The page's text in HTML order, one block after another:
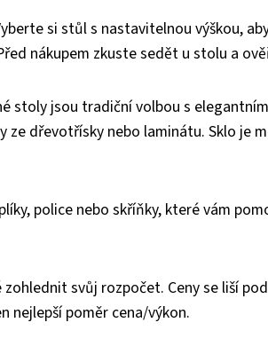
si stůl s nastavitelnou výškou,
nákupem zkuste sedět u stolu a
stoly jsou tradiční volbou s
ze dřevotřísky nebo laminátu. Sklo je
police nebo skříňky, které vám
svůj rozpočet. Ceny se liší
nejlepší poměr cena/výkon.